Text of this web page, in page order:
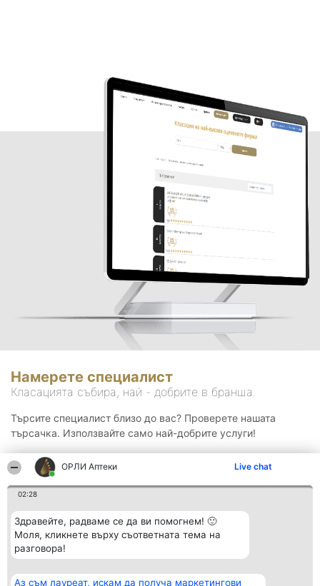
ОРЛИ Аптеки Live chat
02:28
Здравейте, радваме се да ви помогнем! 🙂
Моля, кликнете върху съответната тема на
разговора!
Аз съм лауреат, искам да получа маркетингови
Намерете специалист
Класацията събира, най - добрите в бранша.
Търсите специалист близо до вас? Проверете нашата
търсачка. Използвайте само най-добрите услуги!
Организатор на Класация Контакти